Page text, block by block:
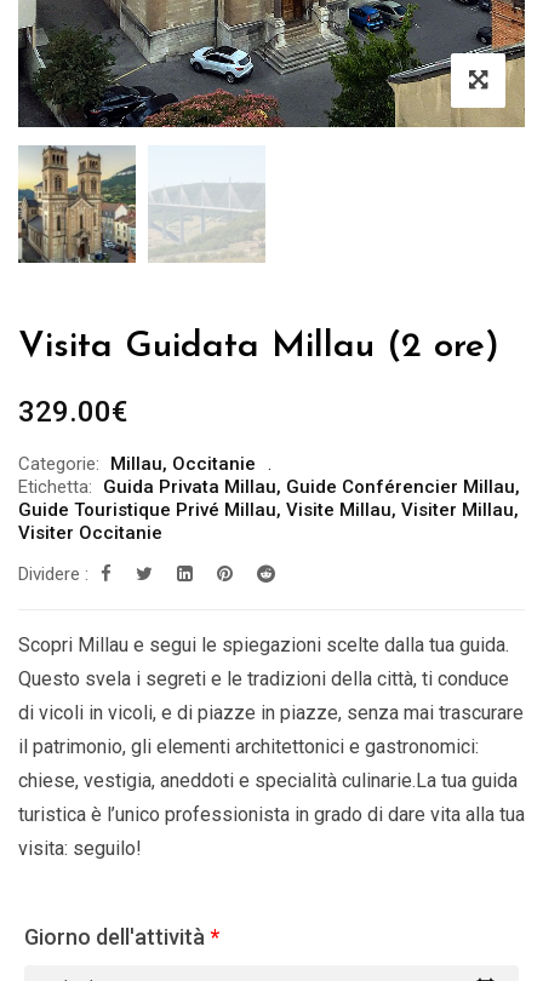
Visita Guidata Millau (2 ore)
329.00€
Categorie: Millau, Occitanie
Etichetta:
Guida Privata Millau, Guide Conférencier Millau,
Guide Touristique Privé Millau, Visite Millau, Visiter Millau,
Visiter Occitanie
Dividere :
Scopri Millau e segui le spiegazioni scelte dalla tua guida.
Questo svela i segreti e le tradizioni della città, ti conduce
di vicoli in vicoli, e di piazze in piazze, senza mai trascurare
il patrimonio, gli elementi architettonici e gastronomici:
chiese, vestigia, aneddoti e specialità culinarie.La tua guida
turistica è l’unico professionista in grado di dare vita alla tua
visita: seguilo!
Giorno dell'attività*